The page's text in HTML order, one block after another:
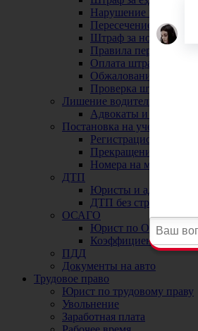
Нарушение правил
Пересечение сплошной
Штраф за номера
Правила перевозки
Оплата штрафов
Обжалование штрафа
Проверка штрафов
Лишение водительских прав
Адвокаты и юристы
Постановка на учет
Регистрационные
Прекращение и
Номера на машину
ДТП
Юристы и адвокаты
ДТП без страховки
ОСАГО
Юрист по ОСАГО и
Коэффициенты
ПДД
Документы на авто
Трудовое право
Юрист по трудовому праву
Увольнение
Заработная плата